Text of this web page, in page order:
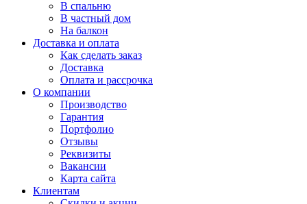
В спальню
В частный дом
На балкон
Доставка и оплата
Как сделать заказ
Доставка
Оплата и рассрочка
О компании
Производство
Гарантия
Портфолио
Отзывы
Реквизиты
Вакансии
Карта сайта
Клиентам